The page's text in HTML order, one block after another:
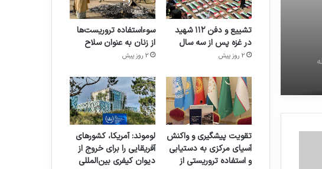
تشییع و دفن ۱۱۲ شهید
در غزه پس از سه سال
2 روز پیش
سوءاستفاده تروریست‌ها
از زنان به عنوان سلاح
2 روز پیش
تقویت پیشگیری و واکنش
آسیای مرکزی به دستیابی
و استفاده تروریستی از
لوموند: آمریکا، کشورهای
آفریقایی را برای خروج از
دیوان کیفری بین‌المللی